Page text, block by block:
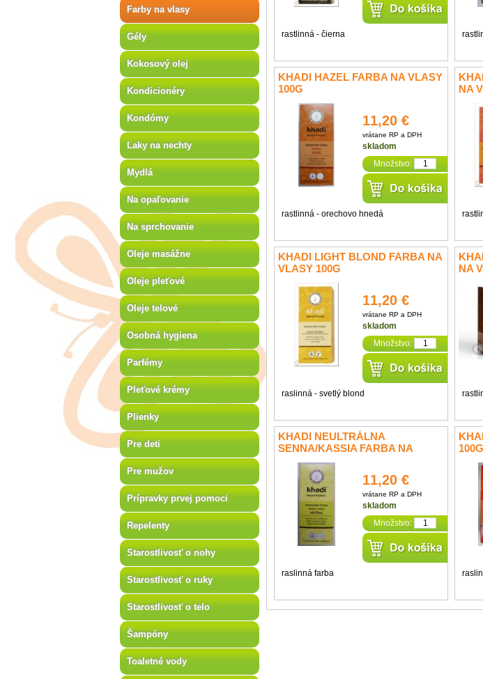
rastlinná - čierna
KHADI HAZEL FARBA NA VLASY
100G
11,20 €
vrátane RP a DPH
skladom
Množstvo:
rastlinná - orechovo hnedá
NA
KHADI LIGHT BLOND FARBA NA
VLASY 100G
11,20 €
vrátane RP a DPH
skladom
Množstvo:
raslinná - svetlý blond
NA
KHADI NEULTRÁLNA
SENNA/KASSIA FARBA NA
VLASY 100G
11,20 €
vrátane RP a DPH
skladom
Množstvo:
raslinná farba
100G
Farby na vlasy
Gély
Kokosový olej
Kondicionéry
Kondómy
Laky na nechty
Mydlá
Na opaľovanie
Na sprchovanie
Oleje masážne
Oleje pleťové
Oleje telové
Osobná hygiena
Parfémy
Pleťové krémy
Plienky
Pre deti
Pre mužov
Prípravky prvej pomoci
Repelenty
Starostlivosť o nohy
Starostlivosť o ruky
Starostlivosť o telo
Šampóny
Toaletné vody